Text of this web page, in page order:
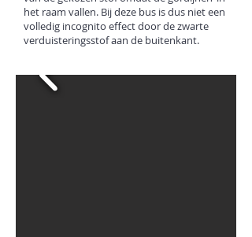
het raam vallen. Bij deze bus is dus niet een
volledig incognito effect door de zwarte
verduisteringsstof aan de buitenkant.